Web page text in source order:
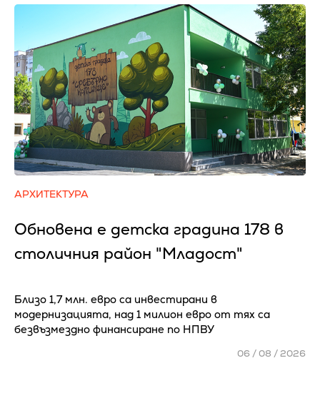
АРХИТЕКТУРА
Обновена е детска градина 178 в
столичния район "Младост"
Близо 1,7 млн. евро са инвестирани в
модернизацията, над 1 милион евро от тях са
безвъзмездно финансиране по НПВУ
06 / 08 / 2026